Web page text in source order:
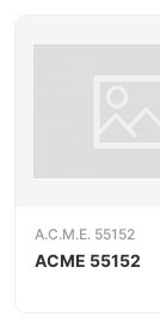
A.C.M.E. 55152
ACME 55152